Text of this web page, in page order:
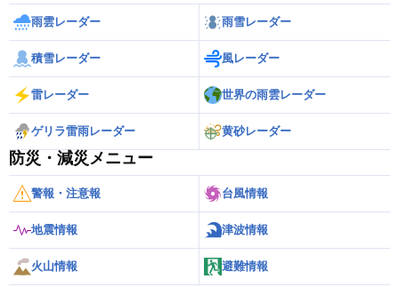
雨雲レーダー 雨雪レーダー
積雪レーダー 風レーダー
雷レーダー 世界の雨雲レーダー
ゲリラ雷雨レーダー 黄砂レーダー
防災・減災メニュー
警報・注意報 台風情報
地震情報 津波情報
火山情報 避難情報